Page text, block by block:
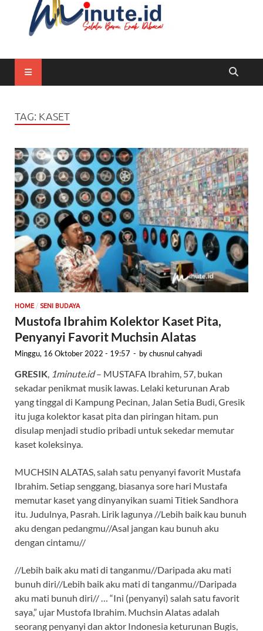
TAG: KASET
HOME / SENI BUDAYA
Mustofa Ibrahim Kolektor Kaset Pita,
Penyanyi Favorit Muchsin Alatas
Minggu, 16 Oktober 2022 - 19:57 - bychusnul cahyadi
GRESIK 1minute.id– MUSTAFA Ibrahim, 57, bukan
sekadar penikmat musik lawas. Lelaki keturunan Arab
yang tinggal di Kampung Pecinan, Jalan Setia Budi, Gresik
itu juga kolektor kasat pita dan piringan hitam. pun
disulap menjadi studio pribadi untuk sekedar memutar
kaset koleksinya.
MUCHSIN ALATAS, salah satu penyanyi favorit Mustafa
Ibrahim. Setiap senggang, biasanya sore hari Mustafa
memutar kaset yang dinyanyikan suami Titiek Sandhora
itu. Judulnya, Pasrah. Lirik lagunya //Lebih baik kau bunuh
aku dengan pedangmu//Asal jangan kau bunuh aku
dengan cintamu//
//Lebih baik aku mati di tanganmu//Daripada aku mati
bunuh diri//Lebih baik aku mati di tanganmu//Daripada
aku mati bunuh diri// … “Ini (penyanyi) salah satu favorit
saya,” ujar Mustofa Ibrahim. Muchsin Alatas adalah
seorang penyanyi dan aktor Indonesia keturunan Bugis,